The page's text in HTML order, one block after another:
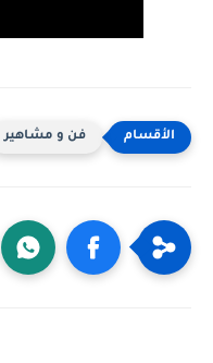
فن و مشاهير